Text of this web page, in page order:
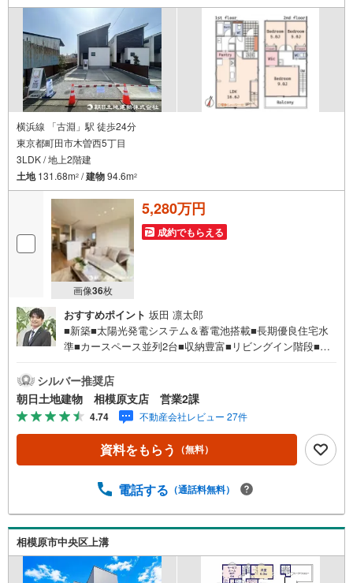
横浜線 「古淵」駅 徒歩24分
東京都町田市木曽西5丁目
3LDK / 地上2階建
土地131.68m2 /建物94.6m2
画像36枚
5,280万円
成約でもらえる
おすすめポイント 坂田 凛太郎
■新築■太陽光発電システム＆蓄電池搭載■長期優良住宅水
準■カースペース並列2台■収納豊富■リビングイン階段■電
～20:00】上記時間はお電話が繋がりやすくなっておりま
す。人気物件には特に問い合わせが集中するため、お早め
にお電話ください。「室内・現地を見学する」ボタンより
ご予約いただくとご見学がスムーズです。【創業42周年の
実績】弊社は1985年町田にて開業し、東京・神奈川・埼玉
エリアに13店舗展開しております。契約件数5万件を突破
ドバイスが出来るようになりました。私達はお客様に安心
では担当営業が物件情報を紹介しておりますが、その後の
物件のご説明、資金計画、税金相談などについては、上司
である担当課長も同席でご説明させていただきます。
シルバー推奨店
朝日土地建物 相模原支店 営業2課
4.74 不動産会社レビュー 27件
資料をもらう （無料）
電話する （通話料無料）
相模原市中央区上溝